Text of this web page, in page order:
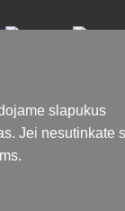
slapukus
Jei nesutinkate